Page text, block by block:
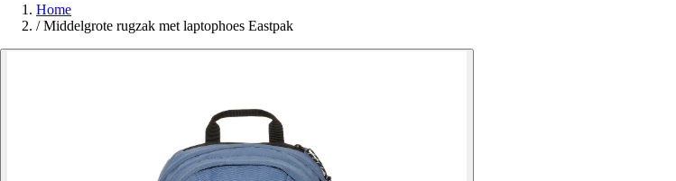
Home
/ Middelgrote rugzak met laptophoes Eastpak